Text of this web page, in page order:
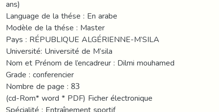
ans)
Language de la thése : En arabe
Modèle de la thése : Master
Pays : RÉPUBLIQUE ALGÉRIENNE-M’SILA
Université: Université de M’sila
Nom et Prénom de l’encadreur : Dilmi mouhamed
Grade : conferencier
Nombre de page : 83
(cd-Rom* word * PDF) Ficher électronique